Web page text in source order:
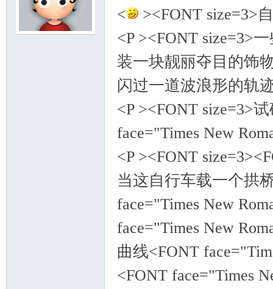
<
><FONT size=3>
<P ><FONT size=3>
装一块靓丽夺目的饰
闪过一道波浪形的轨
<P ><FONT size=3>
face="Times New
<P ><FONT
当这自行车载一个拱
face="Times New
face="Times New
曲线<FONT
<FONT face="Times